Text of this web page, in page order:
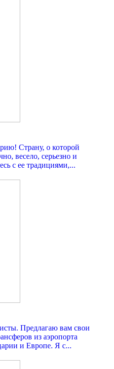
Страну, о которой
весело, серьезно и
с ее традициями,...
Предлагаю вам свои
из аэропорта
и Европе. Я с...